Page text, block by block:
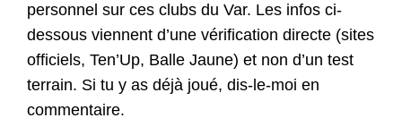
personnel sur ces clubs du Var. Les infos ci-
dessous viennent d’une vérification directe (sites
officiels, Ten’Up, Balle Jaune) et non d’un test
terrain. Si tu y as déjà joué, dis-le-moi en
commentaire.